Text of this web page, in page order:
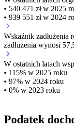
• 540 471 zł w 2025
• 939 551 zł w 2024
Wskaźnik zadłużenia
zadłużenia wynosi
W ostatnich latach
• 115% w 2025 roku
• 97% w 2024 roku
• 0% w 2023 roku
Podatek